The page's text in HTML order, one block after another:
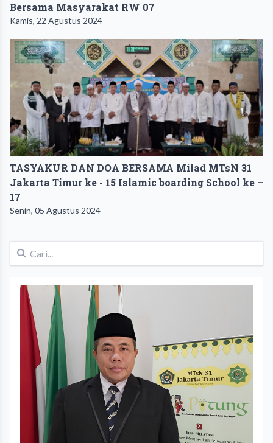
Bersama Masyarakat RW 07
Kamis, 22 Agustus 2024
TASYAKUR DAN DOA BERSAMA Milad MTsN 31
Jakarta Timur ke - 15 Islamic boarding School ke –
17
Senin, 05 Agustus 2024